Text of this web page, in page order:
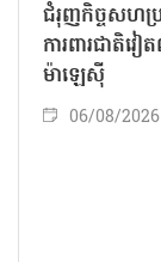
ជំរុញកិច្ចសហប្រ
ការពារជាតិវ
ម៉ាឡេស៊ី
06/08/2026